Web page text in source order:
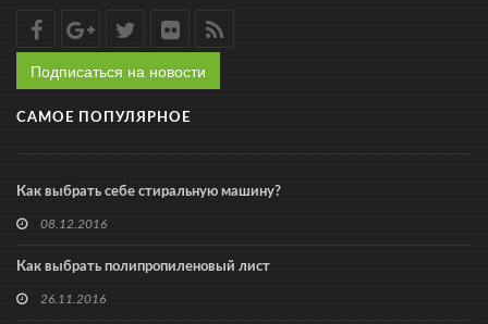
Подписаться на новости
САМОЕ ПОПУЛЯРНОЕ
Как выбрать себе стиральную машину?
08.12.2016
Как выбрать полипропиленовый лист
26.11.2016